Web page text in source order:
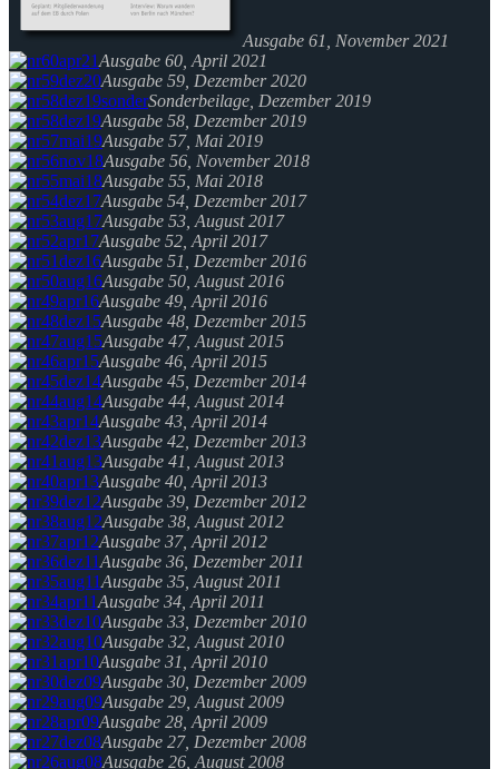
Ausgabe 61, November 2021
Ausgabe 60, April 2021
Ausgabe 59, Dezember 2020
Sonderbeilage, Dezember 2019
Ausgabe 58, Dezember 2019
Ausgabe 57, Mai 2019
Ausgabe 56, November 2018
Ausgabe 55, Mai 2018
Ausgabe 54, Dezember 2017
Ausgabe 53, August 2017
Ausgabe 52, April 2017
Ausgabe 51, Dezember 2016
Ausgabe 50, August 2016
Ausgabe 49, April 2016
Ausgabe 48, Dezember 2015
Ausgabe 47, August 2015
Ausgabe 46, April 2015
Ausgabe 45, Dezember 2014
Ausgabe 44, August 2014
Ausgabe 43, April 2014
Ausgabe 42, Dezember 2013
Ausgabe 41, August 2013
Ausgabe 40, April 2013
Ausgabe 39, Dezember 2012
Ausgabe 38, August 2012
Ausgabe 37, April 2012
Ausgabe 36, Dezember 2011
Ausgabe 35, August 2011
Ausgabe 34, April 2011
Ausgabe 33, Dezember 2010
Ausgabe 32, August 2010
Ausgabe 31, April 2010
Ausgabe 30, Dezember 2009
Ausgabe 29, August 2009
Ausgabe 28, April 2009
Ausgabe 27, Dezember 2008
Ausgabe 26, August 2008